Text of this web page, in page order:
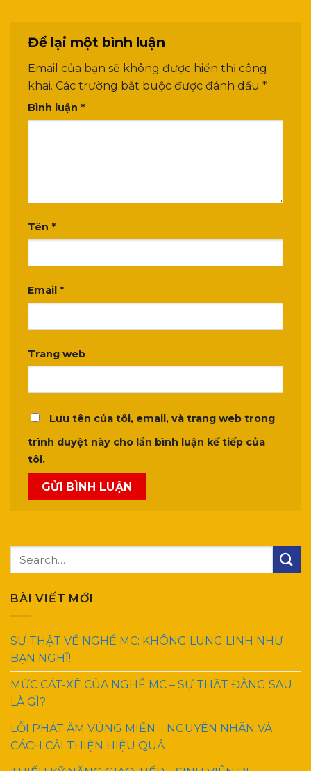
Để lại một bình luận
Email của bạn sẽ không được hiển thị công
khai. Các trường bắt buộc được đánh dấu *
Bình luận *
Tên *
Email *
Trang web
Lưu tên của tôi, email, và trang web trong
trình duyệt này cho lần bình luận kế tiếp của
tôi.
BÀI VIẾT MỚI
SỰ THẬT VỀ NGHỀ MC: KHÔNG LUNG LINH NHƯ
BẠN NGHĨ!
MỨC CÁT-XÊ CỦA NGHỀ MC – SỰ THẬT ĐẰNG SAU
LÀ GÌ?
LỖI PHÁT ÂM VÙNG MIỀN – NGUYÊN NHÂN VÀ
CÁCH CẢI THIỆN HIỆU QUẢ